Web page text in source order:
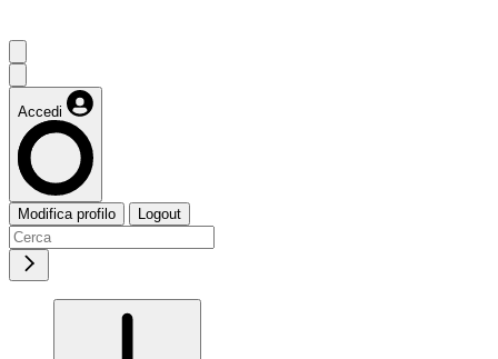
Accedi
Modifica profilo Logout